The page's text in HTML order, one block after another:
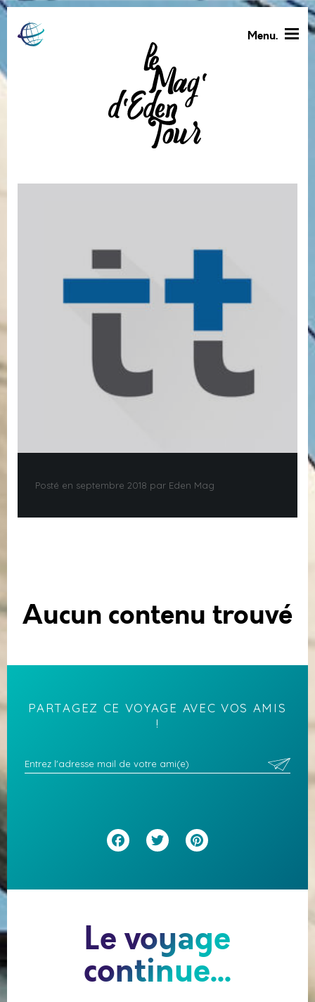
Menu.
Posté en septembre 2018 par Eden Mag
Aucun contenu trouvé
PARTAGEZ CE VOYAGE AVEC VOS AMIS
!
Facebook
Twitter
Le voyage
continue...